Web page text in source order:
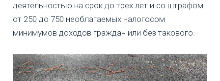
деятельностью на срок до трех лет и со штрафом
от 250 до 750 необлагаемых налогосом
минимумов доходов граждан или без такового.